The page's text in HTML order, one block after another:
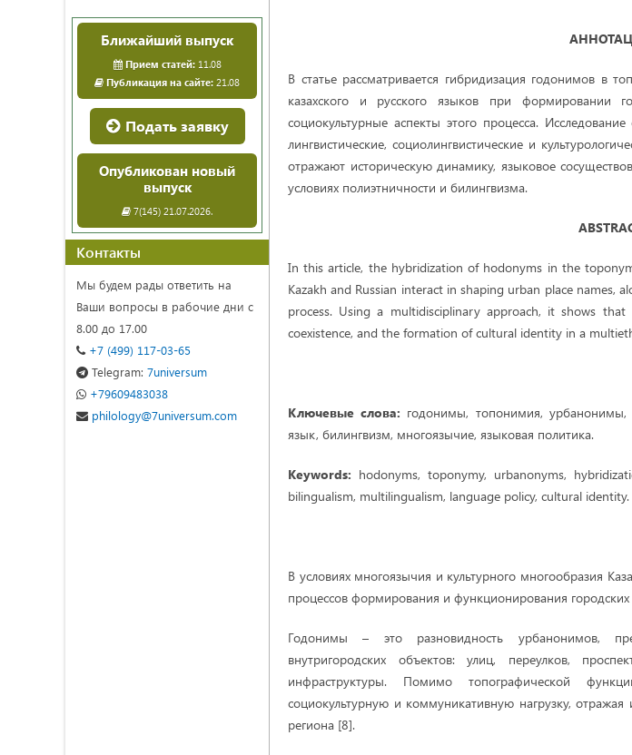
В статье рассматривается гибридизация годонимов в
казахского и русского языков при формировании
социокультурные аспекты этого процесса.
лингвистические, социолингвистические и
отражают историческую динамику, языковое
условиях полиэтничности и билингвизма.
In this article, the hybridization of hodonyms in the
Kazakh and Russian interact in shaping urban place names,
process. Using a multidisciplinary approach, it shows
coexistence, and the formation of cultural identity in a
Ключевые слова: годонимы, топонимия, урбанонимы,
язык, билингвизм, многоязычие, языковая политика.
Keywords: hodonyms, toponymy, urbanonyms,
bilingualism, multilingualism, language policy, cultural identity.
В условиях многоязычия и культурного многообразия
процессов формирования и функционирования
Годонимы – это разновидность урбанонимов,
внутригородских объектов: улиц, переулков,
инфраструктуры. Помимо топографической
социокультурную и коммуникативную нагрузку,
региона [8].
Ближайший выпуск
Прием статей:11.08
Публикация на сайте: 21.08
Подать заявку
Опубликован новый
выпуск
7(145) 21.07.2026.
Контакты
Мы будем рады ответить на
Ваши вопросы в рабочие дни с
8.00 до 17.00
+7 (499) 117-03-65
Telegram: 7universum
+79609483038
philology@7universum.com